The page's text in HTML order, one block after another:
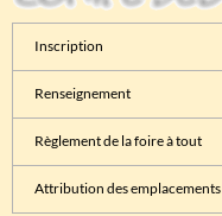
Inscription
Renseignement
Règlement de la foire à tout
Attribution des emplacements